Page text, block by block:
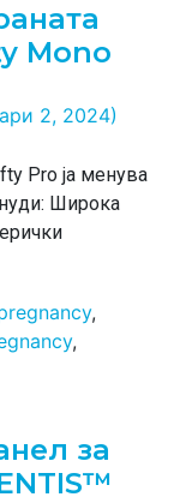
Mono
2, 2024)
Pro ја менува
нуди: Широка
,
,
за